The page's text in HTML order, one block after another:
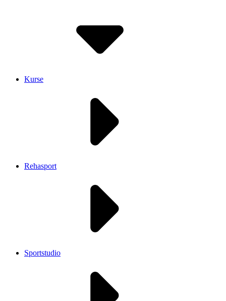
Kurse
Rehasport
Sportstudio